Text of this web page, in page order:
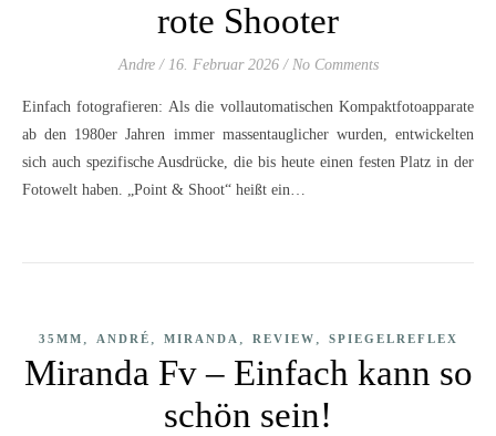
rote Shooter
Andre / 16. Februar 2026 / No Comments
Einfach fotografieren: Als die vollautomatischen Kompaktfotoapparate
ab den 1980er Jahren immer massentauglicher wurden, entwickelten
sich auch spezifische Ausdrücke, die bis heute einen festen Platz in der
Fotowelt haben. „Point & Shoot“ heißt ein…
35MM , ANDRÉ , MIRANDA , REVIEW , SPIEGELREFLEX
Miranda Fv – Einfach kann so
schön sein!